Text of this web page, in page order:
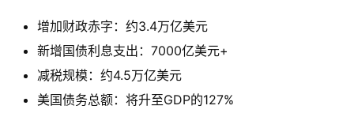
增加财政赤字：约3.4万亿美元
新增国债利息支出：7000亿美元+
减税规模：约4.5万亿美元
美国债务总额：将升至GDP的127%